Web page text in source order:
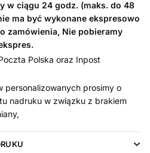
w ciągu 24 godz. (maks. do 48
ma być wykonane ekspresowo
zamówienia, Nie pobieramy
Polska oraz Inpost
prosimy o
nadruku w związku z brakiem